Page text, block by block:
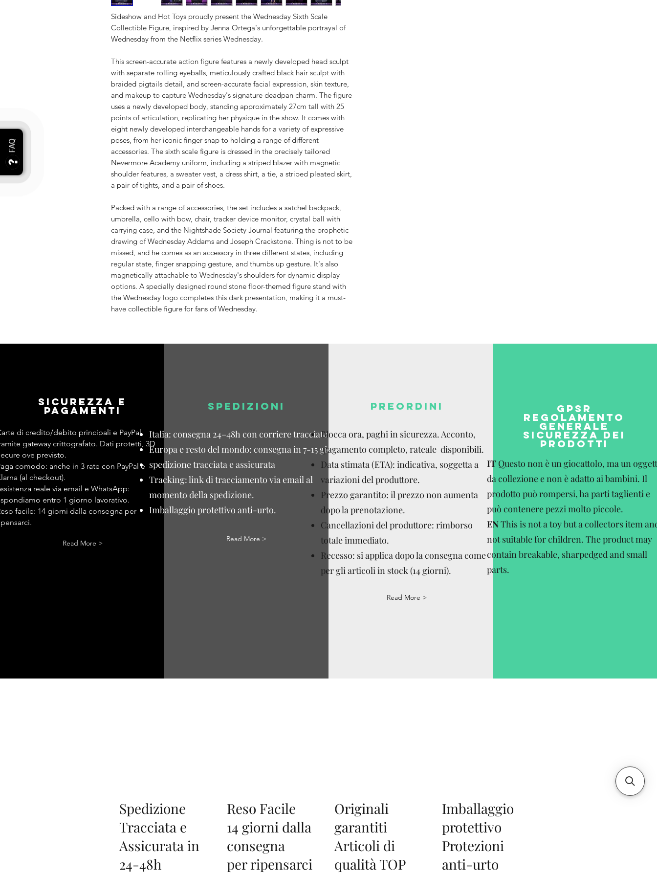
Sideshow and Hot Toys proudly present the Wednesday Sixth Scale
Collectible Figure, inspired by Jenna Ortega's unforgettable portrayal of
Wednesday from the Netflix series Wednesday.
This screen-accurate action figure features a newly developed head sculpt
with separate rolling eyeballs, meticulously crafted black hair sculpt with
braided pigtails detail, and screen-accurate facial expression, skin texture,
and makeup to capture Wednesday's signature deadpan charm. The figure
uses a newly developed body, standing approximately 27cm tall with 25
points of articulation, replicating her physique in the show. It comes with
eight newly developed interchangeable hands for a variety of expressive
poses, from her iconic finger snap to holding a range of different
accessories. The sixth scale figure is dressed in the precisely tailored
Nevermore Academy uniform, including a striped blazer with magnetic
shoulder features, a sweater vest, a dress shirt, a tie, a striped pleated skirt,
a pair of tights, and a pair of shoes.
Packed with a range of accessories, the set includes a satchel backpack,
umbrella, cello with bow, chair, tracker device monitor, crystal ball with
carrying case, and the Nightshade Society Journal featuring the prophetic
drawing of Wednesday Addams and Joseph Crackstone. Thing is not to be
missed, and he comes as an accessory in three different states, including
regular state, finger snapping gesture, and thumbs up gesture. It's also
magnetically attachable to Wednesday's shoulders for dynamic display
options. A specially designed round stone floor-themed figure stand with
the Wednesday logo completes this dark presentation, making it a must-
have collectible figure for fans of Wednesday.
Sicurezza e
pagamenti
di credito/debito principali e PayPal
gateway crittografato. Dati protetti, 3D
ove previsto.
comodo: anche in 3 rate con PayPal e
(al checkout).
reale via email e WhatsApp:
entro 1 giorno lavorativo.
facile: 14 giorni dalla consegna per
Read More >
SPEDIZIONI
Italia: consegna 24–48h con corriere tracciato.
Europa e resto del mondo: consegna in 7-15 giorni
spedizione tracciata e assicurata
Tracking: link di tracciamento via email al
momento della spedizione.
Imballaggio protettivo anti-urto.
Read More >
PREORDINI
Blocca ora, paghi in sicurezza. Acconto,
pagamento completo, rateale disponibili.
Data stimata (ETA): indicativa, soggetta a
variazioni del produttore.
Prezzo garantito: il prezzo non aumenta
dopo la prenotazione.
Cancellazioni del produttore: rimborso
totale immediato.
Recesso: si applica dopo la consegna come
per gli articoli in stock (14 giorni).
Read More >
GPSR
REGOLAMENTO
GENERALE
SICUREZZA DEI
PRODOTTI
ITQuesto non è un giocattolo, ma un
da collezione e non è adatto ai bambini. Il
prodotto può rompersi, ha parti taglienti e
può contenere pezzi molto piccole.
ENThis is not a toy but a collectors item
not suitable for children. The product may
contain breakable, sharpedged and small
parts.
Spedizione
Tracciata e
Assicurata in
24-48h
Reso Facile
14 giorni dalla
consegna
per ripensarci
Originali
garantiti
Articoli di
qualità TOP
Imballaggio
protettivo
Protezioni
anti-urto